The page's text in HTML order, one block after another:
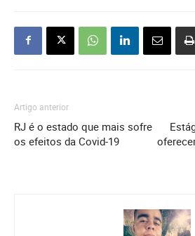
Artigo anterior
RJ é o estado que mais sofre
os efeitos da Covid-19